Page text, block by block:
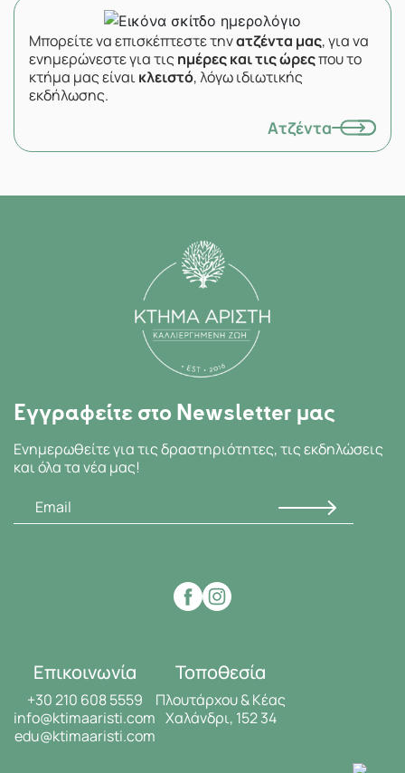
Μπορείτε να επισκέπτεστε τηνατζέντα μας, για να
ενημερώνεστε για τιςημέρες και τις ώρεςπου το
κτήμα μας είναικλειστό, λόγω ιδιωτικής
εκδήλωσης.
Ατζέντα
Εγγραφείτε στο Newsletter μας
Ενημερωθείτε για τις δραστηριότητες, τις εκδηλώσεις
και όλα τα νέα μας!
Επικοινωνία
+30 210 608 5559
info@ktimaaristi.com
edu@ktimaaristi.com
Τοποθεσία
Πλουτάρχου & Κέας
Χαλάνδρι, 152 34